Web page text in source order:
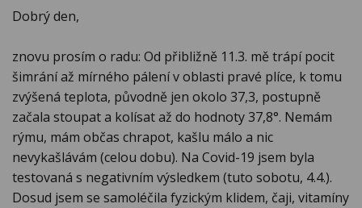
Dobrý den,
znovu prosím o radu: Od přibližně 11.3. mě trápí pocit
šimrání až mírného pálení v oblasti pravé plíce, k tomu
zvýšená teplota, původně jen okolo 37,3, postupně
začala stoupat a kolísat až do hodnoty 37,8°. Nemám
rýmu, mám občas chrapot, kašlu málo a nic
nevykašlávám (celou dobu). Na Covid-19 jsem byla
testovaná s negativním výsledkem (tuto sobotu, 4.4.).
Dosud jsem se samoléčila fyzickým klidem, čaji, vitamíny